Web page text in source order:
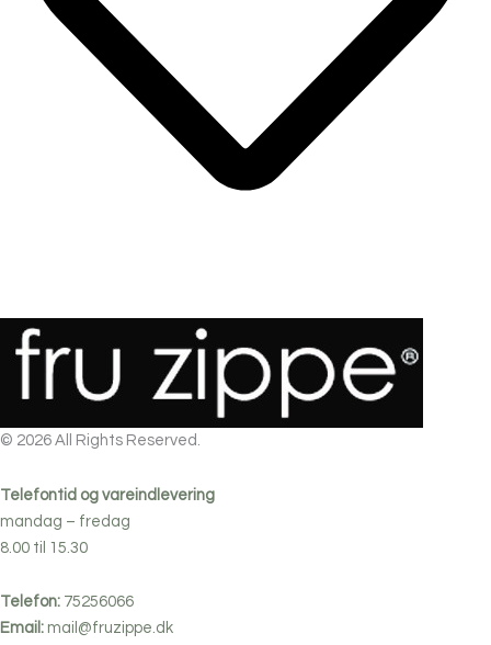
© 2026 All Rights Reserved.
Telefontid og vareindlevering
mandag – fredag
8.00 til 15.30
Telefon: 75256066
Email: mail@fruzippe.dk